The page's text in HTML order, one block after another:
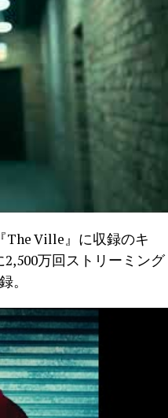
The Ville』に収録のキ
万回ストリーミング
。